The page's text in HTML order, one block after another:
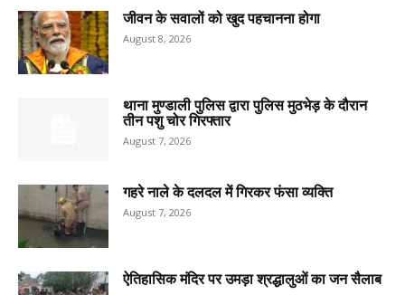
जीवन के सवालों को खुद पहचानना होगा
August 8, 2026
थाना मुण्डाली पुलिस द्वारा पुलिस मुठभेड़ के दौरान
तीन पशु चोर गिरफ्तार
August 7, 2026
गहरे नाले के दलदल में गिरकर फंसा व्यक्ति
August 7, 2026
ऐतिहासिक मंदिर पर उमड़ा श्रद्धालुओं का जन सैलाब